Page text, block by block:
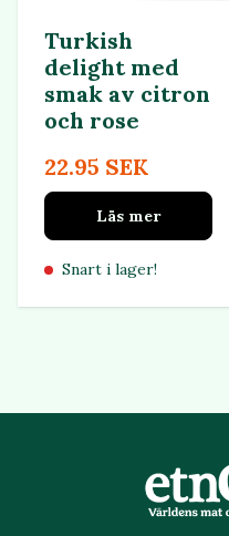
Turkish
delight med
smak av citron
och rose
22.95 SEK
Läs mer
Snart i lager!